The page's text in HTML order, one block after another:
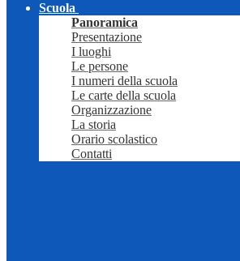
Scuola
Panoramica
Presentazione
I luoghi
Le persone
I numeri della scuola
Le carte della scuola
Organizzazione
La storia
Orario scolastico
Contatti